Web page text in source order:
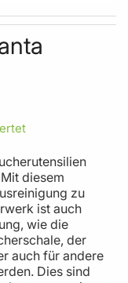
diesem
zu
ist auch
wie die
der
auch für andere
Dies sind